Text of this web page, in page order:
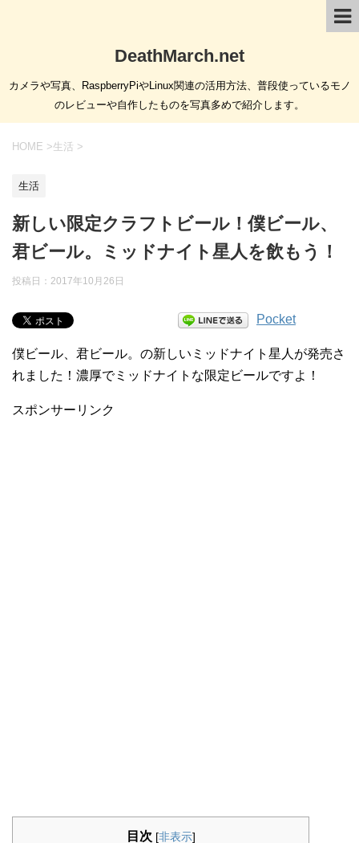
DeathMarch.net
カメラや写真、RaspberryPiやLinux関連の活用方法、普段使っているモノ
のレビューや自作したものを写真多めで紹介します。
HOME >生活 >
生活
新しい限定クラフトビール！僕ビール、
君ビール。ミッドナイト星人を飲もう！
投稿日： 2017年10月26日
Pocket
僕ビール、君ビール。の新しいミッドナイト星人が発売さ
れました！濃厚でミッドナイトな限定ビールですよ！
スポンサーリンク
目次 [非表示]